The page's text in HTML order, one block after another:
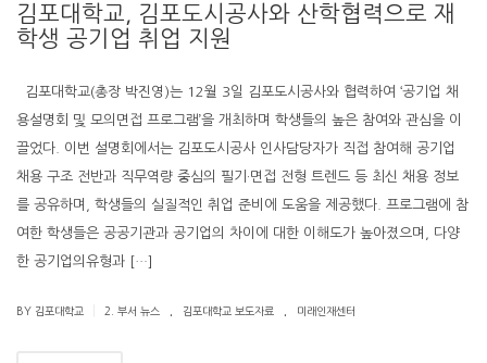
김포대학교, 김포도시공사와 산학협력으로 재
학생 공기업 취업 지원
김포대학교(총장 박진영)는 12월 3일 김포도시공사와 협력하여 ‘공기업 채
용설명회 및 모의면접 프로그램’을 개최하며 학생들의 높은 참여와 관심을 이
끌었다. 이번 설명회에서는 김포도시공사 인사담당자가 직접 참여해 공기업
채용 구조 전반과 직무역량 중심의 필기·면접 전형 트렌드 등 최신 채용 정보
를 공유하며, 학생들의 실질적인 취업 준비에 도움을 제공했다. 프로그램에 참
여한 학생들은 공공기관과 공기업의 차이에 대한 이해도가 높아졌으며, 다양
한 공기업의유형과 […]
BY 김포대학교 2. 부서 뉴스 김포대학교 보도자료 미래인재센터